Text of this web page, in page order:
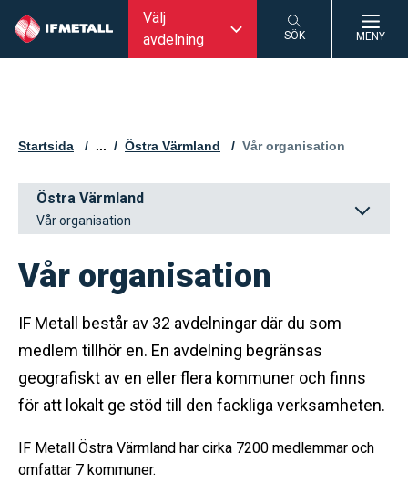
Välj
avdelning
SÖK MENY
Startsida ... Östra Värmland Aktuell sida:
Vår organisation
Östra Värmland
Vår organisation
Vår organisation
IF Metall består av 32 avdelningar där du som
medlem tillhör en. En avdelning begränsas
geografiskt av en eller flera kommuner och finns
för att lokalt ge stöd till den fackliga verksamheten.
IF Metall Östra Värmland har cirka 7200 medlemmar och
omfattar 7 kommuner.